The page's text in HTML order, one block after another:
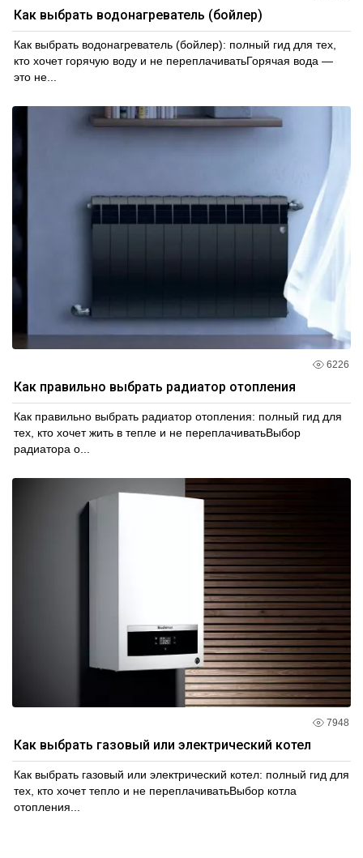
Как выбрать водонагреватель (бойлер)
Как выбрать водонагреватель (бойлер): полный гид для тех,
кто хочет горячую воду и не переплачиватьГорячая вода —
это не...
6226
Как правильно выбрать радиатор отопления
Как правильно выбрать радиатор отопления: полный гид для
тех, кто хочет жить в тепле и не переплачиватьВыбор
радиатора о...
7948
Как выбрать газовый или электрический котел
Как выбрать газовый или электрический котел: полный гид для
тех, кто хочет тепло и не переплачиватьВыбор котла
отопления...